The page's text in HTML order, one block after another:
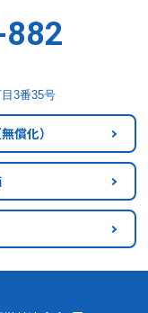
3番35号
無償化）